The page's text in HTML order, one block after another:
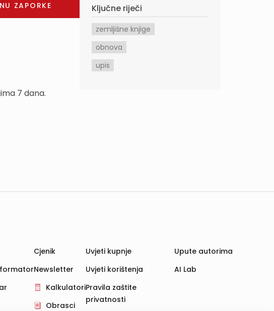
7 dana.
Ključne riječi
zemljišne knjige
obnova
upis
Cjenik
Newsletter
Kalkulatori
Obrasci
Uvjeti kupnje
Uvjeti korištenja
Pravila zaštite
privatnosti
Upute autorima
AI Lab